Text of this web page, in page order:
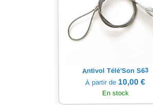
Antivol Télé'Son S63
À partir de 10,00 €
En stock